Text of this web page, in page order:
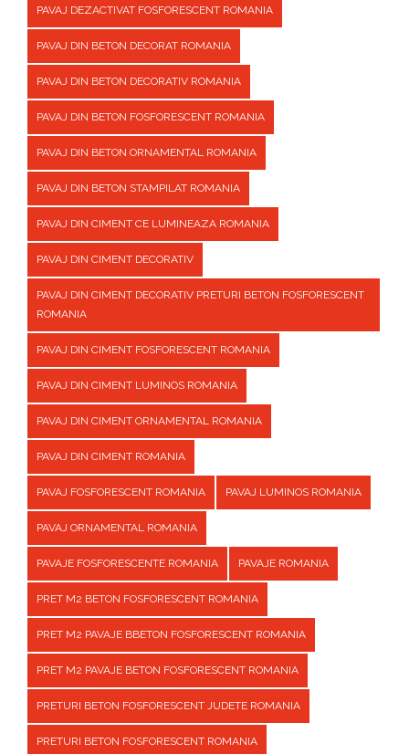
PAVAJ DEZACTIVAT FOSFORESCENT ROMANIA
PAVAJ DIN BETON DECORAT ROMANIA
PAVAJ DIN BETON DECORATIV ROMANIA
PAVAJ DIN BETON FOSFORESCENT ROMANIA
PAVAJ DIN BETON ORNAMENTAL ROMANIA
PAVAJ DIN BETON STAMPILAT ROMANIA
PAVAJ DIN CIMENT CE LUMINEAZA ROMANIA
PAVAJ DIN CIMENT DECORATIV
PAVAJ DIN CIMENT DECORATIV PRETURI BETON FOSFORESCENT
ROMANIA
PAVAJ DIN CIMENT FOSFORESCENT ROMANIA
PAVAJ DIN CIMENT LUMINOS ROMANIA
PAVAJ DIN CIMENT ORNAMENTAL ROMANIA
PAVAJ DIN CIMENT ROMANIA
PAVAJ FOSFORESCENT ROMANIA PAVAJ LUMINOS ROMANIA
PAVAJ ORNAMENTAL ROMANIA
PAVAJE FOSFORESCENTE ROMANIA PAVAJE ROMANIA
PRET M2 BETON FOSFORESCENT ROMANIA
PRET M2 PAVAJE BBETON FOSFORESCENT ROMANIA
PRET M2 PAVAJE BETON FOSFORESCENT ROMANIA
PRETURI BETON FOSFORESCENT JUDETE ROMANIA
PRETURI BETON FOSFORESCENT ROMANIA